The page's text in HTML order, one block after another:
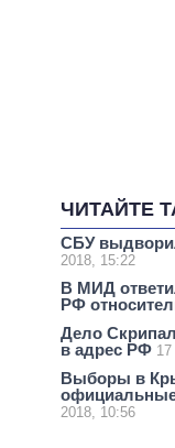
ЧИТАЙТЕ
СБУ
2018, 15:22
В МИД
РФ
Дело
в адрес РФ
Выборы в
2018, 10:56